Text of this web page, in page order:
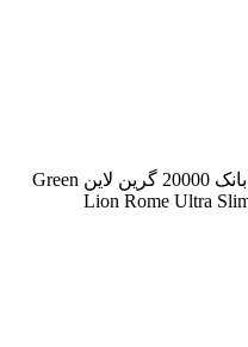
/ پاور بانک 20000 گرین لاین Green
Lion Rome Ultra